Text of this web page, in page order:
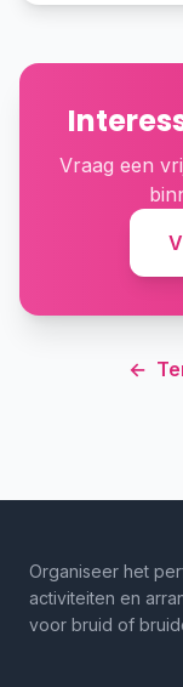
Vraag een
←
Organiseer het
activiteiten en
voor bruid of